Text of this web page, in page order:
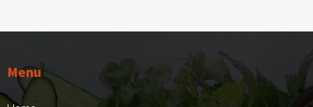
Menu